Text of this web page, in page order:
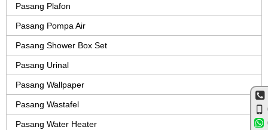
Pasang Plafon
Pasang Pompa Air
Pasang Shower Box Set
Pasang Urinal
Pasang Wallpaper
Pasang Wastafel
Pasang Water Heater